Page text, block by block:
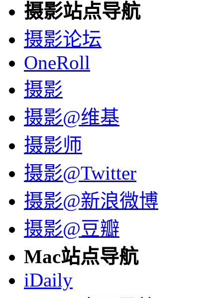
摄影站点导航
摄影论坛
OneRoll
摄影
摄影@维基
摄影师
摄影@Twitter
摄影@新浪微博
摄影@豆瓣
Mac站点导航
iDaily